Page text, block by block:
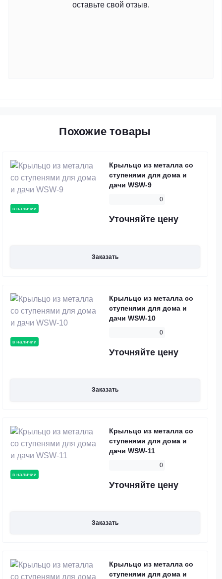
оставьте свой отзыв.
Похожие товары
в наличии
Крыльцо из металла со
ступенями для дома и
дачи WSW-9
0
Уточняйте цену
Заказать
в наличии
Крыльцо из металла со
ступенями для дома и
дачи WSW-10
0
Уточняйте цену
Заказать
в наличии
Крыльцо из металла со
ступенями для дома и
дачи WSW-11
0
Уточняйте цену
Заказать
Крыльцо из металла со
ступенями для дома и